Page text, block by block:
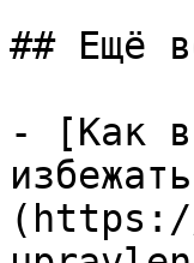
## Ещё
- [Как